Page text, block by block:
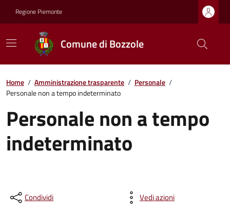
Regione Piemonte
Comune di Bozzole
Home / Amministrazione trasparente / Personale /
Personale non a tempo indeterminato
Personale non a tempo
indeterminato
Condividi Vedi azioni